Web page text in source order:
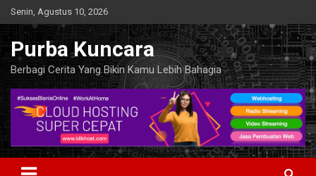
Skip
to
content
Senin, Agustus 10, 2026
Purba Kuncara
Berbagi Cerita Yang Bikin Kamu Lebih Bahagia